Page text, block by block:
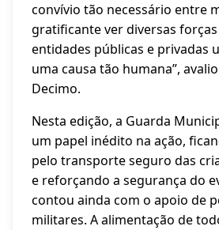
convívio tão necessário entre
gratificante ver diversas
entidades públicas e privadas
uma causa tão humana”,
Decimo.
Nesta edição, a Guarda
um papel inédito na ação,
pelo transporte seguro das
e reforçando a segurança do
contou ainda com o apoio de
militares. A alimentação de